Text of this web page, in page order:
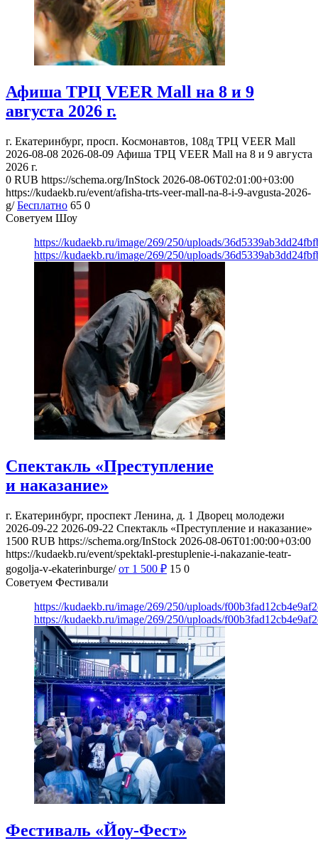
Афиша ТРЦ VEER Mall на 8 и 9
августа 2026 г.
г. Екатеринбург, просп. Космонавтов, 108д ТРЦ VEER Mall
2026-08-08 2026-08-09 Афиша ТРЦ VEER Mall на 8 и 9 августа
2026 г.
0 RUB https://schema.org/InStock 2026-08-06T02:01:00+03:00
https://kudaekb.ru/event/afisha-trts-veer-mall-na-8-i-9-avgusta-2026-
g/ Бесплатно 65 0
Советуем Шоу
https://kudaekb.ru/image/269/250/uploads/
https://kudaekb.ru/image/269/250/uploads/
Спектакль «Преступление
и наказание»
г. Екатеринбург, проспект Ленина, д. 1 Дворец молодежи
2026-09-22 2026-09-22 Спектакль «Преступление и наказание»
1500 RUB https://schema.org/InStock 2026-08-06T01:00:00+03:00
https://kudaekb.ru/event/spektakl-prestuplenie-i-nakazanie-teatr-
gogolja-v-ekaterinburge/ от 1 500 ₽ 15 0
Советуем Фестивали
https://kudaekb.ru/image/269/250/uploads/
https://kudaekb.ru/image/269/250/uploads/
Фестиваль «Йоу-Фест»